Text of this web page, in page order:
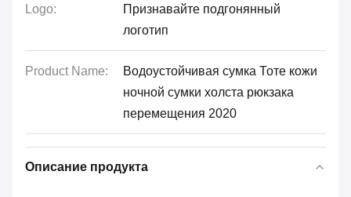
Logo:
Признавайте подгонянный
логотип
Product Name:
Водоустойчивая сумка Тоте кожи
ночной сумки холста рюкзака
перемещения 2020
Описание продукта